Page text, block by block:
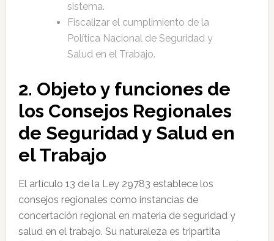
sistema.
Fiscalizar el cumplimiento de la
Política Nacional de Seguridad y
Salud en el Trabajo.
2. Objeto y funciones de
los Consejos Regionales
de Seguridad y Salud en
el Trabajo
El artículo 13 de la Ley 29783 establece los
consejos regionales como instancias de
concertación regional en materia de seguridad y
salud en el trabajo. Su naturaleza es tripartita